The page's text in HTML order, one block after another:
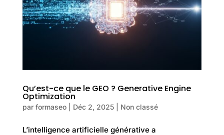
Qu’est-ce que le GEO ? Generative Engine
Optimization
par formaseo| Déc 2, 2025| Non classé
L’intelligence artificielle générative a